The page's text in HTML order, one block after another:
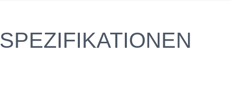
SPEZIFIKATIONEN